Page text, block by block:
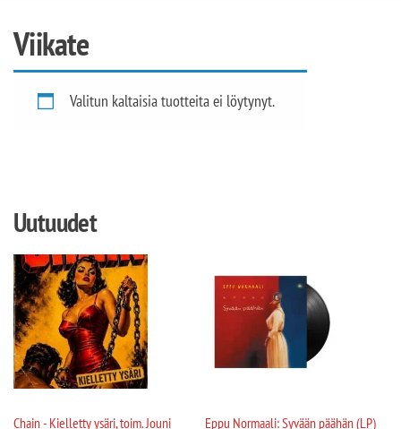
Viikate
Valitun kaltaisia tuotteita ei löytynyt.
Uutuudet
Chain - Kielletty ysäri, toim. Jouni
Eppu Normaali: Syvään päähän (LP)